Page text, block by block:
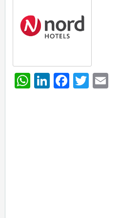
WhatsApp
LinkedIn